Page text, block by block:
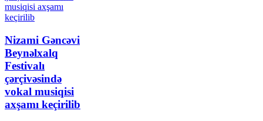
Nizami Gəncəvi
Beynəlxalq
Festivalı
çərçivəsində
vokal musiqisi
axşamı keçirilib